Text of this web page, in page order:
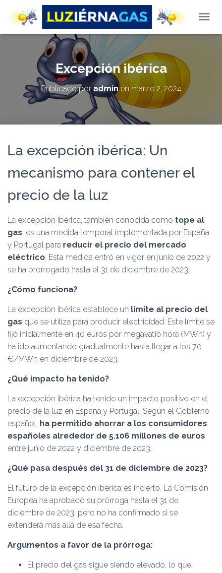
Excepción ibérica
Publicado por adminen marzo 2, 2024
La excepción ibérica: Un
mecanismo para contener el
precio de la luz
La excepción ibérica, también conocida como tope al
gas, es una medida temporal implementada por España
y Portugal para reducir el precio del mercado
eléctrico. Esta medida entró en vigor en junio de 2022 y
se ha prorrogado hasta el 31 de diciembre de 2023.
¿Cómo funciona?
La excepción ibérica establece un límite al precio del
gas que se utiliza para producir electricidad. Este límite se
fijó inicialmente en 40 euros por megavatio hora (MWh) y
ha ido aumentando gradualmente hasta llegar a los 70
€/MWh en diciembre de 2023.
¿Qué impacto ha tenido?
La excepción ibérica ha tenido un impacto positivo en el
precio de la luz en España y Portugal. Según el Gobierno
español, ha permitido ahorrar a los consumidores
españoles alrededor de 5.106 millones de euros
entre junio de 2022 y diciembre de 2023.
¿Qué pasa después del 31 de diciembre de 2023?
El futuro de la excepción ibérica es incierto. La Comisión
Europea ha aprobado su prórroga hasta el 31 de
diciembre de 2023, pero no ha confirmado si se
extenderá más allá de esa fecha.
Argumentos a favor de la prórroga:
El precio del gas sigue siendo elevado, lo que